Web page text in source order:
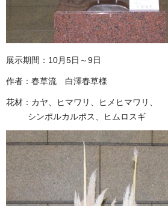
展示期間：10月5日～9日
作者：春草流 白澤春草様
花材：カヤ、ヒマワリ、ヒメヒマワリ、
シンポルカルポス、ヒムロスギ